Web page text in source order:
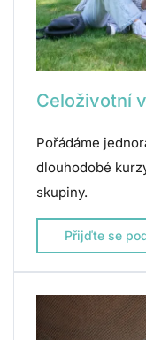
Celoživotní
Pořádáme
dlouhodobé
skupiny.
Přijďte se